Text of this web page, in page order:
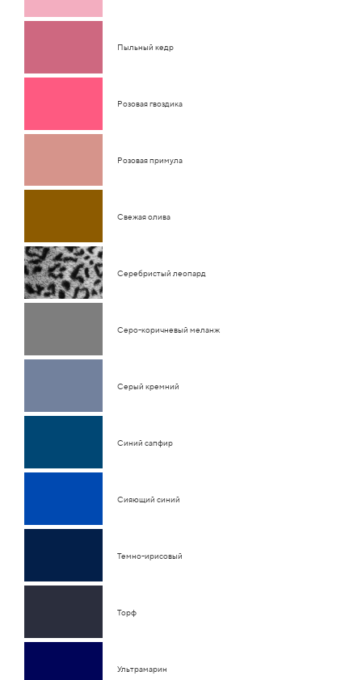
Пыльный кедр
Розовая гвоздика
Розовая примула
Свежая олива
Серебристый леопард
Серо-коричневый меланж
Серый кремний
Синий сапфир
Сияющий синий
Темно-ирисовый
Торф
Ультрамарин